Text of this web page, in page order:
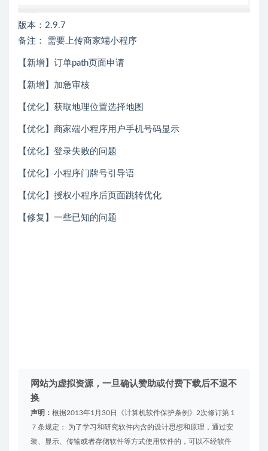
版本：2.9.7
备注： 需要上传商家端小程序
【新增】订单path页面申请
【新增】加急审核
【优化】获取地理位置选择地图
【优化】商家端小程序用户手机号码显示
【优化】登录失败的问题
【优化】小程序门牌号引导语
【优化】授权小程序后页面跳转优化
【修复】一些已知的问题
网站为虚拟资源，一旦确认赞助或付费下载后不退不
换
声明： 根据2013年1月30日《计算机软件保护条例》2次修订第１
７条规定： 为了学习和研究软件内含的设计思想和原理，通过安
装、显示、传输或者存储软件等方式使用软件的，可以不经软件